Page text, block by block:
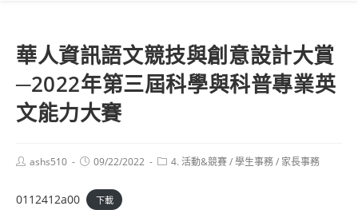
華人資訊語文競技與創意設計大賞
─2022年第三屆科學與科普專業英
文能力大賽
Postashs510
Post09/22/2022
Post4. 活動&競賽/學生事務/ 家長事務
0112412a00 下載